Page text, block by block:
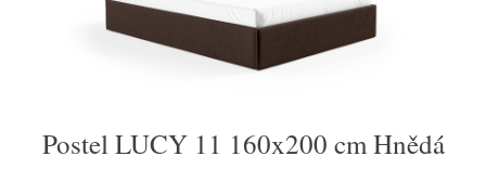
Postel LUCY 11 160x200 cm Hnědá